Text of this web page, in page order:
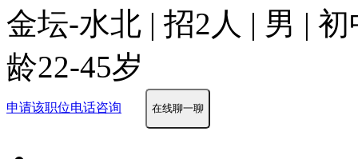
金坛-水北 | 招2人 | 男 |
龄22-45岁
申请该职位电话咨询 在线聊一聊